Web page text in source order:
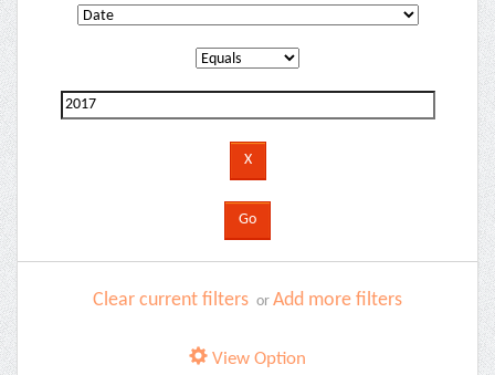
Clear current filters or Add more filters
View Option